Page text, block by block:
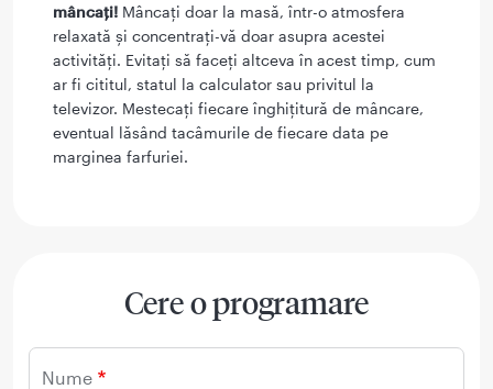
mâncați! Mâncați doar la masă, într-o atmosfera
relaxată și concentrați-vă doar asupra acestei
activități. Evitați să faceți altceva în acest timp, cum
ar fi cititul, statul la calculator sau privitul la
televizor. Mestecați fiecare înghițitură de mâncare,
eventual lăsând tacâmurile de fiecare data pe
marginea farfuriei.
Cere o programare
Nume